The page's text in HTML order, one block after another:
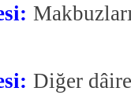
Diğer